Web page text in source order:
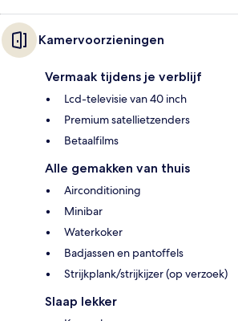
Kamervoorzieningen
Vermaak tijdens je verblijf
Lcd-televisie van 40 inch
Premium satellietzenders
Betaalfilms
Alle gemakken van thuis
Airconditioning
Minibar
Waterkoker
Badjassen en pantoffels
Strijkplank/strijkijzer (op verzoek)
Slaap lekker